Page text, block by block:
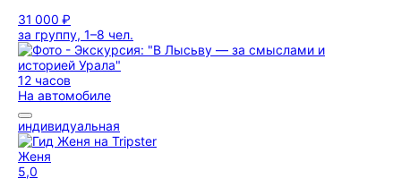
31 000 ₽
за группу, 1–8 чел.
12 часов
На автомобиле
индивидуальная
Женя
5,0